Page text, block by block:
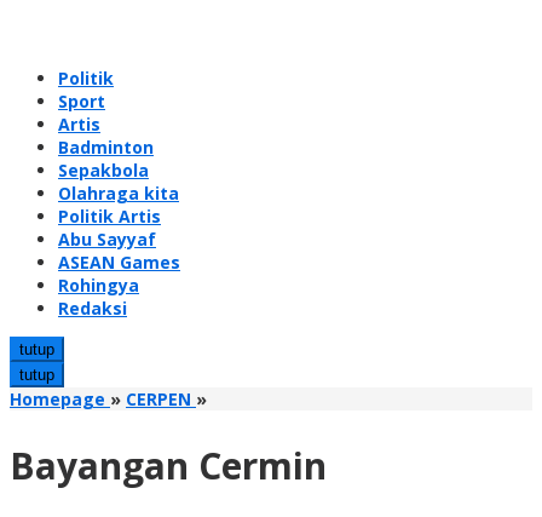
Politik
Sport
Artis
Badminton
Sepakbola
Olahraga kita
Politik Artis
Abu Sayyaf
ASEAN Games
Rohingya
Redaksi
tutup
tutup
Homepage » CERPEN »Bayangan
Bayangan Cermin